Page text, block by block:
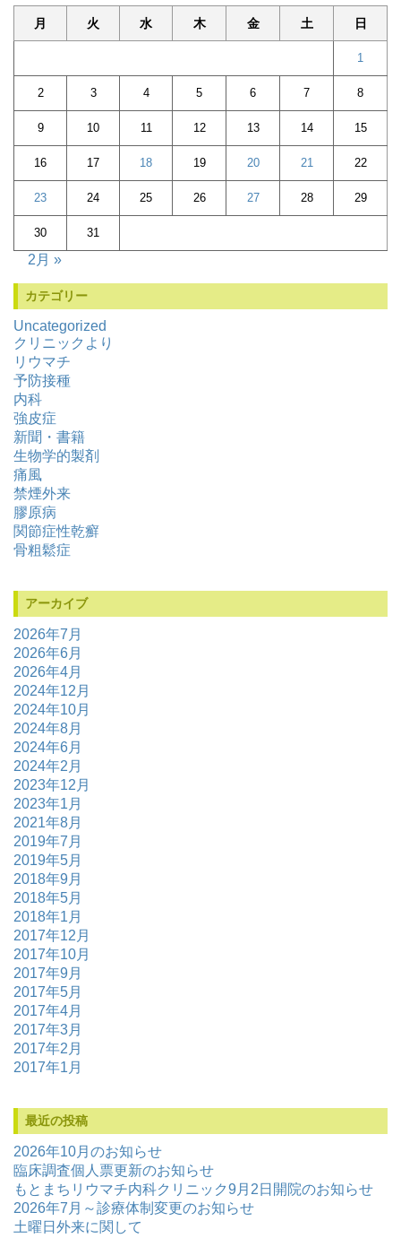
月 火 水 木 金 土 日
1
2 3 4 5 6 7 8
9 10 11 12 13 14 15
16 17 18 19 20 21 22
23 24 25 26 27 28 29
30 31
2月 »
カテゴリー
Uncategorized
クリニックより
リウマチ
予防接種
内科
強皮症
新聞・書籍
生物学的製剤
痛風
禁煙外来
膠原病
関節症性乾癬
骨粗鬆症
アーカイブ
2026年7月
2026年6月
2026年4月
2024年12月
2024年10月
2024年8月
2024年6月
2024年2月
2023年12月
2023年1月
2021年8月
2019年7月
2019年5月
2018年9月
2018年5月
2018年1月
2017年12月
2017年10月
2017年9月
2017年5月
2017年4月
2017年3月
2017年2月
2017年1月
最近の投稿
2026年10月のお知らせ
臨床調査個人票更新のお知らせ
もとまちリウマチ内科クリニック9月2日開院のお知らせ
2026年7月～診療体制変更のお知らせ
土曜日外来に関して